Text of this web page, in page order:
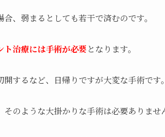
、弱まるとしても若干で済むのです。
ト治療には手術が必要 となります。
するなど、日帰りですが大変な手術です。
そのような大掛かりな手術は必要ありませ